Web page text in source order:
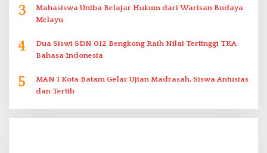
3
Mahasiswa Uniba Belajar Hukum dari Warisan Budaya
Melayu
4
Dua Siswi SDN 012 Bengkong Raih Nilai Tertinggi TKA
Bahasa Indonesia
5
MAN 1 Kota Batam Gelar Ujian Madrasah, Siswa Antusias
dan Tertib